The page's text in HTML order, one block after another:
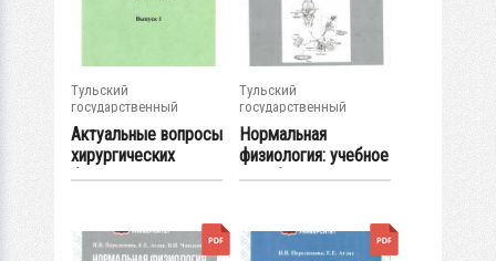
Тульский
государственный
университет
Актуальные вопросы
хирургических
болезней....
Тульский
государственный
университет
Нормальная
физиология: учебное
пособие к...